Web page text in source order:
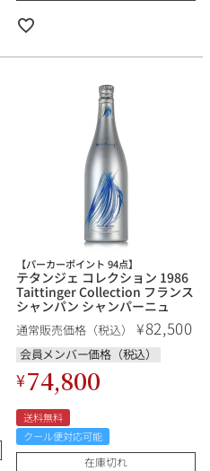
【パーカーポイント 94点】
テタンジェ コレクション 1986
Taittinger Collection フランス
シャンパン シャンパーニュ
通常販売価格（税込） ¥82,500
会員メンバー価格（税込）
¥74,800
送料無料
クール便対応可能
在庫切れ